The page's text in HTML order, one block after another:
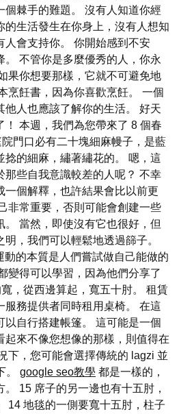
個棘手的難題。 沒有人知道你經
的生活發生在你身上，沒有人想知
人會支持你。 你開始感到不安
。 不管你是多麼優秀的人，你永
果你想要那樣，它就不可避免地
烹飪書，因為你喜歡烹飪。 一個
他人也應該了解你的生活。 好天
！ 本週，我們為您帶來了 8 個春
門口必有二十塊細麻幔子，是藍
捻的細麻，繡著繡花的。 嗯，這
那些自我意識較差的人呢？ 不幸
一個解釋，也許結果會比以前更
非常重要，否則可能會創建一些
。 當然，即使沒有它也很好，但
，我們可以輕鬆地透過篩子。
動的本質是人們嘗試做自己能做的
變得可以學習，因為他們分享了
，從西邊算起，寬五十肘。 租賃
服務提供者同時租用桌椅。 在這
以自行搭建帳篷。 這可能是一個
起來不像您想像的那樣，則值得在
下，您可能會選擇傳統的 lagzi 並
。 google seo教學 都是一樣的，
15 席子的另一邊也有十五肘，
14 地毯的一側要寬十五肘，柱子